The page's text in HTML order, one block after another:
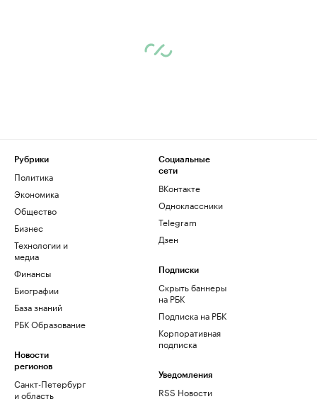
Рубрики
Политика
Экономика
Общество
Бизнес
Технологии и
медиа
Финансы
Биографии
База знаний
РБК Образование
Новости
регионов
Санкт-Петербург
и область
Социальные
сети
ВКонтакте
Одноклассники
Telegram
Дзен
Подписки
Скрыть баннеры
на РБК
Подписка на РБК
Корпоративная
подписка
Уведомления
RSS Новости